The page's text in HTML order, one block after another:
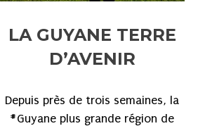
LA GUYANE TERRE
D’AVENIR
Depuis près de trois semaines, la
#Guyane plus grande région de